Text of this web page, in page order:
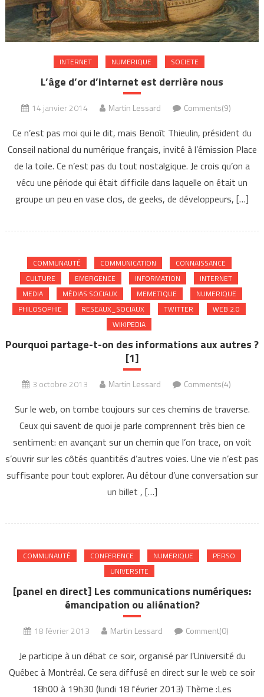
INTERNET NUMERIQUE SOCIETE
L’âge d’or d’internet est derrière nous
14 janvier 2014 Martin Lessard Comments(9)
Ce n’est pas moi qui le dit, mais Benoît Thieulin, président du
Conseil national du numérique français, invité à l’émission Place
de la toile. Ce n’est pas du tout nostalgique. Je crois qu’on a
vécu une période qui était difficile dans laquelle on était un
groupe un peu en vase clos, de geeks, de développeurs, […]
COMMUNAUTÉ COMMUNICATION
CONNAISSANCE
CULTURE
EMERGENCE INFORMATION
INTERNET
MEDIA
MÉDIAS SOCIAUX MEMETIQUE
NUMERIQUE
PHILOSOPHIE
RESEAUX_SOCIAUX TWITTER
WEB 2.0
WIKIPEDIA
Pourquoi partage-t-on des informations aux autres ?
[1]
3 octobre 2013 Martin Lessard Comments(4)
Sur le web, on tombe toujours sur ces chemins de traverse.
Ceux qui savent de quoi je parle comprennent très bien ce
sentiment: en avançant sur un chemin que l’on trace, on voit
s’ouvrir sur les côtés quantités d’autres voies. Une vie n’est pas
suffisante pour tout explorer. Au détour d’une conversation sur
un billet , […]
COMMUNAUTÉ CONFERENCE NUMERIQUE
PERSO
UNIVERSITE
[panel en direct] Les communications numériques:
émancipation ou aliénation?
18 février 2013 Martin Lessard Comment(0)
Je participe à un débat ce soir, organisé par l’Université du
Québec à Montréal. Ce sera diffusé en direct sur le web ce soir
18h00 à 19h30 (lundi 18 février 2013) Thème :Les